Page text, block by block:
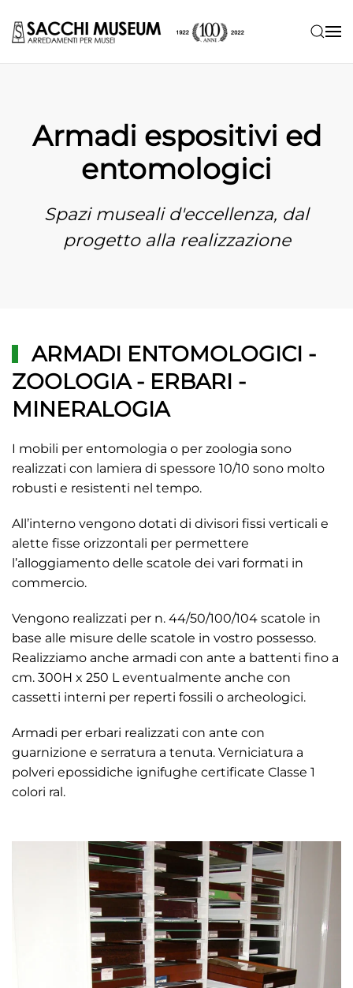
Skip to main content
Armadi espositivi ed
entomologici
Spazi museali d'eccellenza, dal
progetto alla realizzazione
ARMADI ENTOMOLOGICI -
ZOOLOGIA - ERBARI -
MINERALOGIA
I mobili per entomologia o per zoologia sono
realizzati con lamiera di spessore 10/10 sono molto
robusti e resistenti nel tempo.
All’interno vengono dotati di divisori fissi verticali e
alette fisse orizzontali per permettere
l’alloggiamento delle scatole dei vari formati in
commercio.
Vengono realizzati per n. 44/50/100/104 scatole in
base alle misure delle scatole in vostro possesso.
Realizziamo anche armadi con ante a battenti fino a
cm. 300H x 250 L eventualmente anche con
cassetti interni per reperti fossili o archeologici.
Armadi per erbari realizzati con ante con
guarnizione e serratura a tenuta. Verniciatura a
polveri epossidiche ignifughe certificate Classe 1
colori ral.